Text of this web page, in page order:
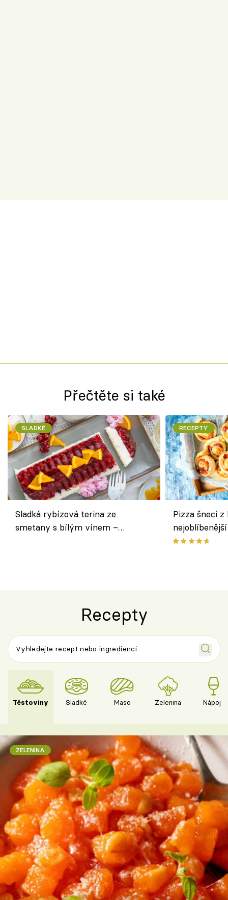
Přečtěte si také
SLADKÉ
Sladká rybízová terina ze
smetany s bílým vínem –
RECEPTY
Pizza šneci
Recepty
Těstoviny Sladké Maso Zelenina Nápoje
ZELENINA